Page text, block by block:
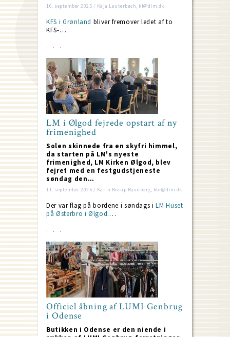
16. september 2025 / Kaja Lauterbach, kl@dlm.dk
KFS i Grønland bliver fremover ledet af to
KFS-…
LM i Ølgod fejrede opstart af ny
frimenighed
Solen skinnede fra en skyfri himmel,
da starten på LM's nyeste
frimenighed, LM Kirken Ølgod, blev
fejret med en festgudstjeneste
søndag den…
11. september 2025 / Karin Borup Ravnborg, kbr@dlm.dk
Der var flag på bordene i søndags iLM Huset
på Østerbro i Ølgod.…
Officiel åbning af LUMI Genbrug
i Odense
Butikken i Odense er den niende i